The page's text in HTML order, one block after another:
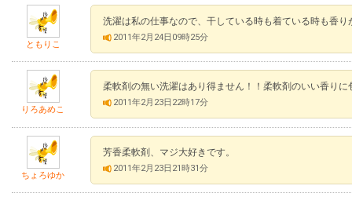
ともりこ
洗濯は私の仕事なので、干している時も着ている時も香
2011年2月24日09時25分
りろあめこ
柔軟剤の無い洗濯はあり得ません！！柔軟剤のいい香り
2011年2月23日22時17分
ちょろゆか
芳香柔軟剤、マジ大好きです。
2011年2月23日21時31分